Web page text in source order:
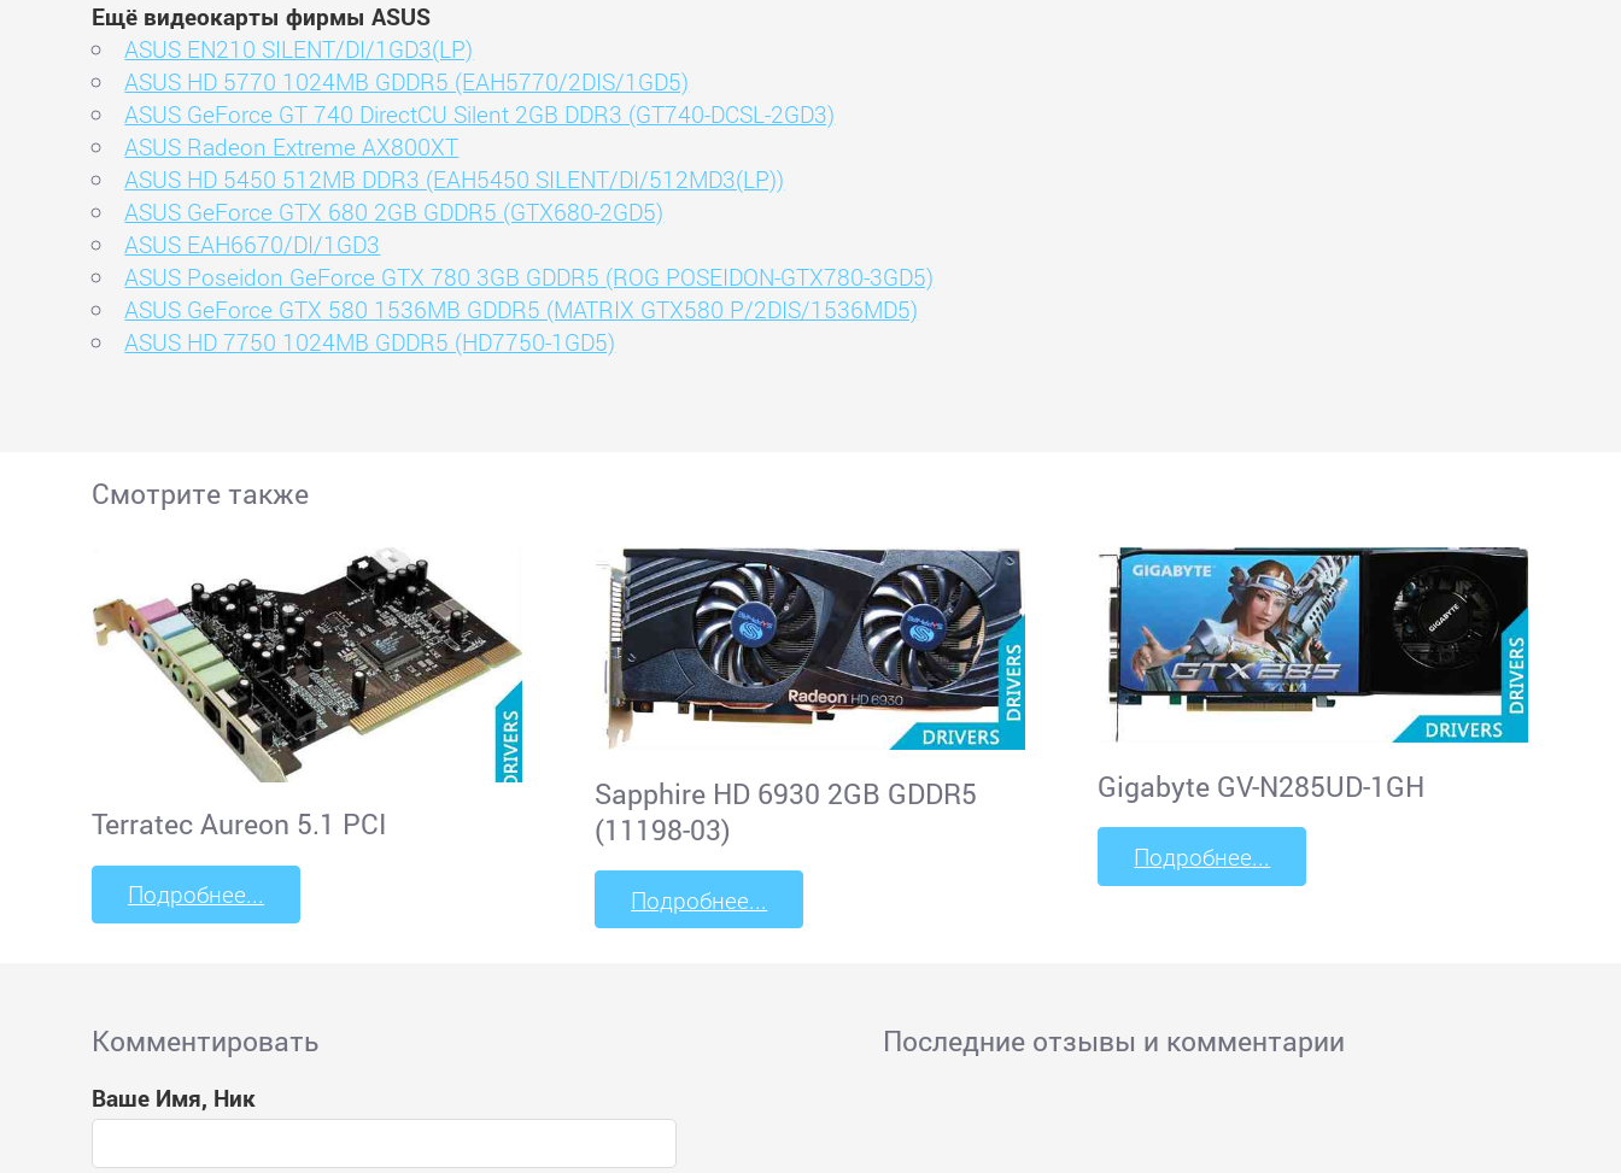
Ещё видеокарты фирмы ASUS
ASUS EN210 SILENT/DI/1GD3(LP)
ASUS HD 5770 1024MB GDDR5 (EAH5770/2DIS/1GD5)
ASUS GeForce GT 740 DirectCU Silent 2GB DDR3 (GT740-DCSL-2GD3)
ASUS Radeon Extreme AX800XT
ASUS HD 5450 512MB DDR3 (EAH5450 SILENT/DI/512MD3(LP))
ASUS GeForce GTX 680 2GB GDDR5 (GTX680-2GD5)
ASUS EAH6670/DI/1GD3
ASUS Poseidon GeForce GTX 780 3GB GDDR5 (ROG POSEIDON-GTX780-3GD5)
ASUS GeForce GTX 580 1536MB GDDR5 (MATRIX GTX580 P/2DIS/1536MD5)
ASUS HD 7750 1024MB GDDR5 (HD7750-1GD5)
Смотрите также
Terratec Aureon 5.1 PCI
Подробнее...
Sapphire HD 6930 2GB GDDR5
(11198-03)
Подробнее...
Gigabyte GV-N285UD-1GH
Подробнее...
Комментировать
Ваше Имя, Ник
Последние отзывы и комментарии